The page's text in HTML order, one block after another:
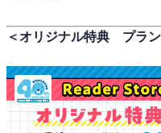
＜オリジナル特典 プラン